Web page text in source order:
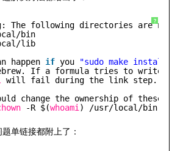
?
The following directories are not
bin
lib
happen if you "sudo make install"
If a formula tries to write a
will fail during the link step.
change the ownership of these
-R $(whoami ) /usr/local/bin
单链接都附上了：